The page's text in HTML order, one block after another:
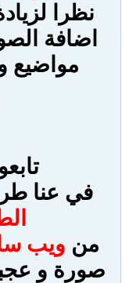
نظرا
اضافة
مواضيع
في عنا
من ويب
صورة و